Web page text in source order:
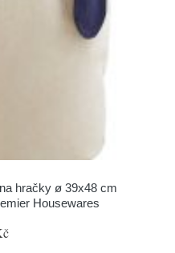
hračky ø 39x48 cm
Housewares